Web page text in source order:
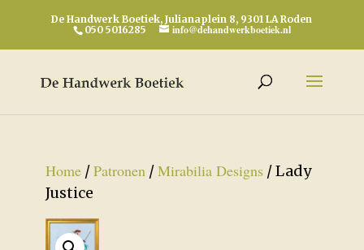
De Handwerk Boetiek, Julianaplein 8, 9301 LA Roden
050 5016285
info@dehandwerkboetiek.nl
Home/Patronen/Mirabilia Designs / Lady
Justice